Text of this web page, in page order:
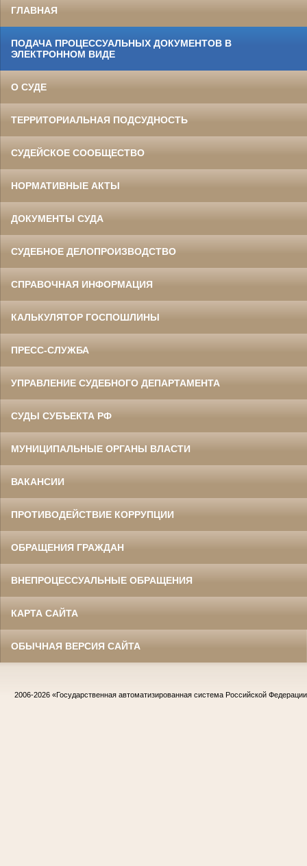
ГЛАВНАЯ
ПОДАЧА ПРОЦЕССУАЛЬНЫХ ДОКУМЕНТОВ В
ЭЛЕКТРОННОМ ВИДЕ
О СУДЕ
ТЕРРИТОРИАЛЬНАЯ ПОДСУДНОСТЬ
СУДЕЙСКОЕ СООБЩЕСТВО
НОРМАТИВНЫЕ АКТЫ
ДОКУМЕНТЫ СУДА
СУДЕБНОЕ ДЕЛОПРОИЗВОДСТВО
СПРАВОЧНАЯ ИНФОРМАЦИЯ
КАЛЬКУЛЯТОР ГОСПОШЛИНЫ
ПРЕСС-СЛУЖБА
УПРАВЛЕНИЕ СУДЕБНОГО ДЕПАРТАМЕНТА
СУДЫ СУБЪЕКТА РФ
МУНИЦИПАЛЬНЫЕ ОРГАНЫ ВЛАСТИ
ВАКАНСИИ
ПРОТИВОДЕЙСТВИЕ КОРРУПЦИИ
ОБРАЩЕНИЯ ГРАЖДАН
ВНЕПРОЦЕССУАЛЬНЫЕ ОБРАЩЕНИЯ
КАРТА САЙТА
ОБЫЧНАЯ ВЕРСИЯ САЙТА
2006-2026 «Государственная автоматизированная система Российской